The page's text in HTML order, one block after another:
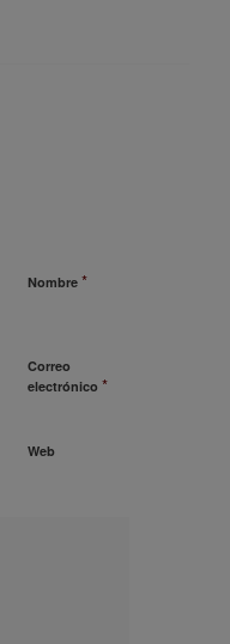
Nombre *
Correo
electrónico *
Web